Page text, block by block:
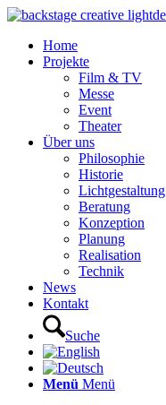
Home
Projekte
Film & TV
Messe
Event
Theater
Über uns
Philosophie
Historie
Lichtgestaltung
Beratung
Konzeption
Planung
Realisation
Technik
News
Kontakt
Suche
Menü Menü